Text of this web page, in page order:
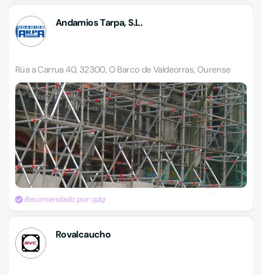
Andamios Tarpa, S.L.
Rúa a Carrua 40, 32300, O Barco de Valdeorras, Ourense
Recomendado por qdq
Rovalcaucho